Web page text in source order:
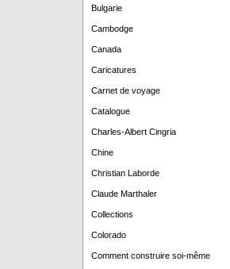
Bulgarie
Cambodge
Canada
Caricatures
Carnet de voyage
Catalogue
Charles-Albert Cingria
Chine
Christian Laborde
Claude Marthaler
Collections
Colorado
Comment construire soi-même